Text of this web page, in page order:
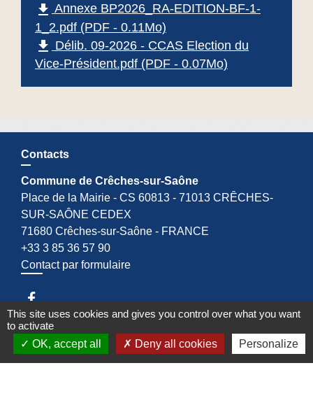
file_download Annexe BP2026_RA-EDITION-BF-1-
1_2.pdf (PDF - 0.11Mo)
file_download Délib. 09-2026 - CCAS Election du
Vice-Président.pdf (PDF - 0.07Mo)
Contacts
Commune de Crêches-sur-Saône
Place de la Mairie - CS 60813 - 71013 CRÊCHES-
SUR-SAÔNE CEDEX
71680 Crêches-sur-Saône - FRANCE
+33 3 85 36 57 90
Contact par formulaire
Espace Réservé
This site uses cookies and gives you control over what you want
to activate
OK, accept all
Deny all cookies Personalize